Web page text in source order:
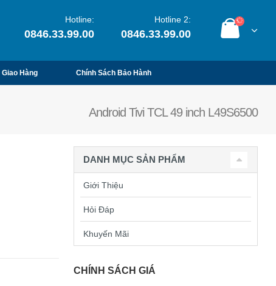
Hotline:
0846.33.99.00
Hotline 2:
0846.33.99.00
Giao Hàng Chính Sách Bảo Hành
Android Tivi TCL 49 inch L49S6500
DANH MỤC SẢN PHẨM
Giới Thiệu
Hỏi Đáp
Khuyến Mãi
CHÍNH SÁCH GIÁ